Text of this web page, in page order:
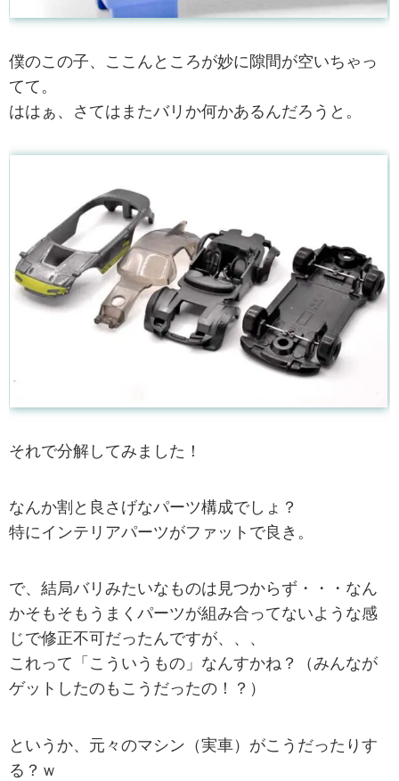
僕のこの子、ここんところが妙に隙間が空いちゃっ
てて。
ははぁ、さてはまたバリか何かあるんだろうと。
それで分解してみました！
なんか割と良さげなパーツ構成でしょ？
特にインテリアパーツがファットで良き。
で、結局バリみたいなものは見つからず・・・なん
かそもそもうまくパーツが組み合ってないような感
じで修正不可だったんですが、、、
これって「こういうもの」なんすかね？（みんなが
ゲットしたのもこうだったの！？）
というか、元々のマシン（実車）がこうだったりす
る？ｗ